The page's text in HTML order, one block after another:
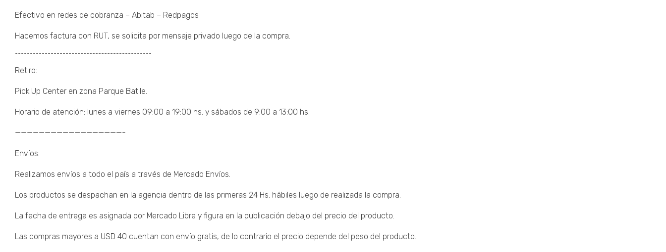
Efectivo en redes de cobranza – Abitab – Redpagos
Hacemos factura con RUT, se solicita por mensaje privado luego de la compra.
¯¯¯¯¯¯¯¯¯¯¯¯¯¯¯¯¯¯¯¯¯¯¯¯¯¯¯¯¯¯¯¯¯¯¯¯¯¯¯¯¯¯¯¯¯¯
Retiro:
Pick Up Center en zona Parque Batlle.
Horario de atención: lunes a viernes 09:00 a 19:00 hs. y sábados de 9:00 a 13:00 hs.
——————————————————-
Envíos:
Realizamos envíos a todo el país a través de Mercado Envíos.
Los productos se despachan en la agencia dentro de las primeras 24 Hs. hábiles luego de realizada la compra.
La fecha de entrega es asignada por Mercado Libre y figura en la publicación debajo del precio del producto.
Las compras mayores a USD 40 cuentan con envío gratis, de lo contrario el precio depende del peso del producto.